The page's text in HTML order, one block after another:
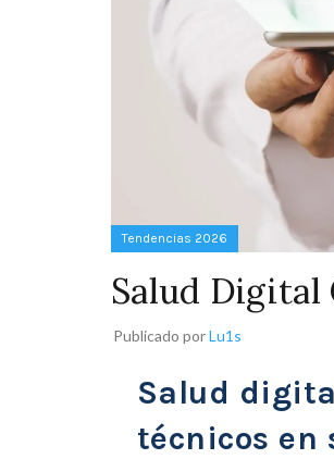
Tendencias 2026
Salud Digital
Publicado porLu1s
Salud
técnicos en